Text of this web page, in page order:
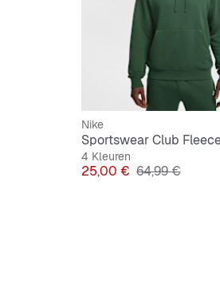
Nike
Sportswear Club
4 Kleuren
Prijs
25,00 € Originele Prijs
64,99 €